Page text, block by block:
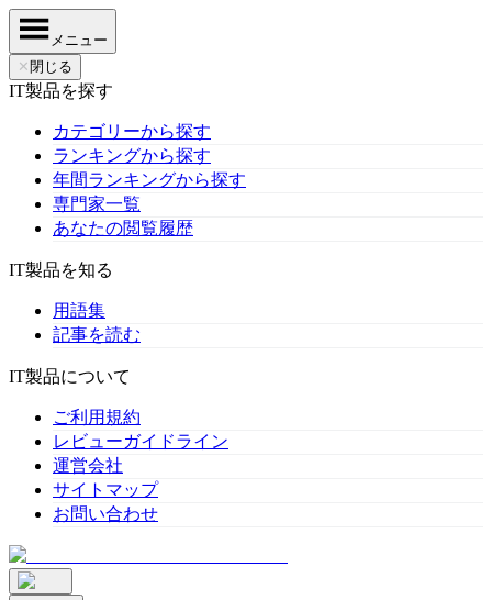
メニュー
✕ 閉じる
IT製品を探す
カテゴリーから探す
ランキングから探す
年間ランキングから探す
専門家一覧
あなたの閲覧履歴
IT製品を知る
用語集
記事を読む
IT製品について
ご利用規約
レビューガイドライン
運営会社
サイトマップ
お問い合わせ